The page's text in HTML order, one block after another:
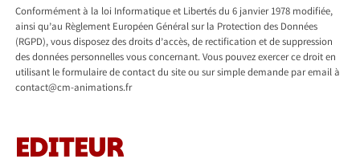
Conformément à la loi Informatique et Libertés du 6 janvier 1978 modifiée,
ainsi qu’au Règlement Européen Général sur la Protection des Données
(RGPD), vous disposez des droits d’accès, de rectification et de suppression
des données personnelles vous concernant. Vous pouvez exercer ce droit en
utilisant le formulaire de contact du site ou sur simple demande par email à
contact@cm-animations.fr
EDITEUR